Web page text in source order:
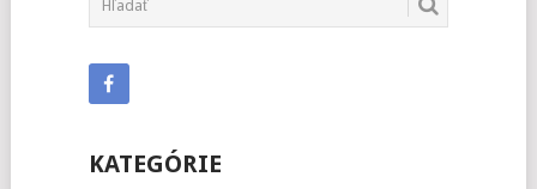
NAVIGATION
KATEGÓRIE